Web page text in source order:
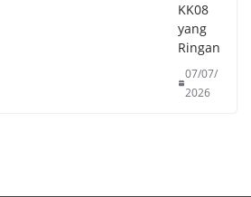
KK08
yang
Ringan
07/07/
2026